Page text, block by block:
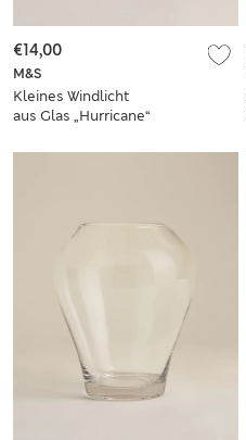
M&S
Kleines Windlicht
aus Glas „Hurricane“
€14,00